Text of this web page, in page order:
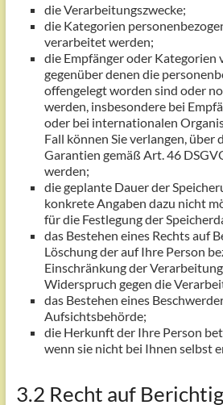
die Verarbeitungszwecke;
die Kategorien
verarbeitet werden;
die Empfänger oder Kategorien
gegenüber denen die
offengelegt worden sind oder
werden, insbesondere bei
oder bei internationalen
Fall können Sie verlangen, über
Garantien gemäß Art. 46
werden;
die geplante Dauer der
konkrete Angaben dazu nicht
für die Festlegung der
das Bestehen eines Rechts auf
Löschung der auf Ihre Person
Einschränkung der
Widerspruch gegen die
das Bestehen eines
Aufsichtsbehörde;
die Herkunft der Ihre Person
wenn sie nicht bei Ihnen selbst
3.2 Recht auf